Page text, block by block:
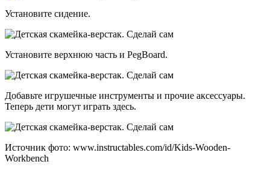
Установите сидение.
Установите верхнюю часть и PegBoard.
Добавьте игрушечные инструменты и прочие аксессуары.
Теперь дети могут играть здесь.
Источник фото: www.instructables.com/id/Kids-Wooden-
Workbench